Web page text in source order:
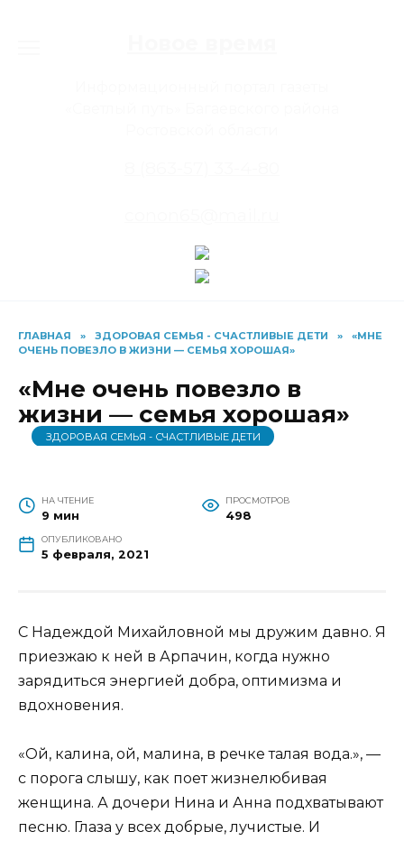
ГЛАВНАЯ » ЗДОРОВАЯ СЕМЬЯ - СЧАСТЛИВЫЕ ДЕТИ »
«МНЕ
ОЧЕНЬ ПОВЕЗЛО В ЖИЗНИ — СЕМЬЯ ХОРОШАЯ»
«Мне очень повезло в
жизни — семья хорошая»
ЗДОРОВАЯ СЕМЬЯ - СЧАСТЛИВЫЕ ДЕТИ
НА ЧТЕНИЕ
9 мин
ПРОСМОТРОВ
498
ОПУБЛИКОВАНО
5 февраля, 2021
С Надеждой Михайловной мы дружим давно. Я
приезжаю к ней в Арпачин, когда нужно
зарядиться энергией добра, оптимизма и
вдохновения.
«Ой, калина, ой, малина, в речке талая вода.», —
с порога слышу, как поет жизнелюбивая
женщина. А дочери Нина и Анна подхватывают
песню. Глаза у всех добрые, лучистые. И